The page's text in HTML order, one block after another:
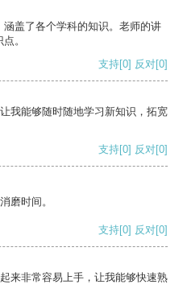
盖了各个学科的知识。老师的讲
。
支持[0] 反对[0]
我能够随时随地学习新知识，拓宽
支持[0] 反对[0]
磨时间。
支持[0] 反对[0]
来非常容易上手，让我能够快速熟